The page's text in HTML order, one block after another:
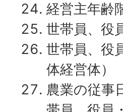
経営主年齢
世帯員、役
世帯員、役
体経営体）
農業の従事